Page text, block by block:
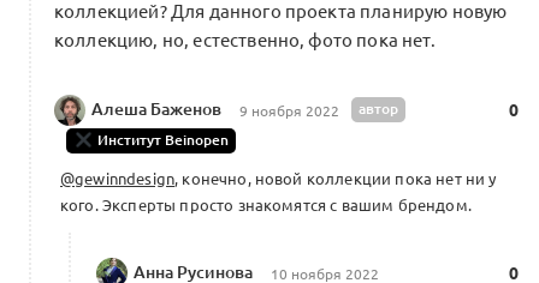
коллекцией? Для данного проекта планирую новую
коллекцию, но, естественно, фото пока нет.
Алеша Баженов 9 ноября 2022
автор
Институт Beinopen
0
@gewinndesign, конечно, новой коллекции пока нет ни у
кого. Эксперты просто знакомятся с вашим брендом.
Анна Русинова 10 ноября 2022 0